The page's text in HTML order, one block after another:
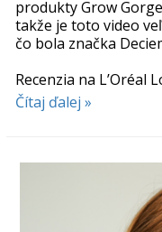
produkty Grow
takže je toto video
čo bola značka
Recenzia na L’Oréal
Čítaj ďalej »